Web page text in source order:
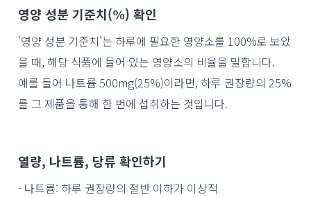
영양 성분 기준치(%) 확인
'영양 성분 기준치'는 하루에 필요한 영양소를 100%로 보았
을 때, 해당 식품에 들어 있는 영양소의 비율을 말합니다.
예를 들어 나트륨 500mg(25%)이라면, 하루 권장량의 25%
를 그 제품을 통해 한 번에 섭취하는 것입니다.
열량, 나트륨, 당류 확인하기
- 나트륨: 하루 권장량의 절반 이하가 이상적